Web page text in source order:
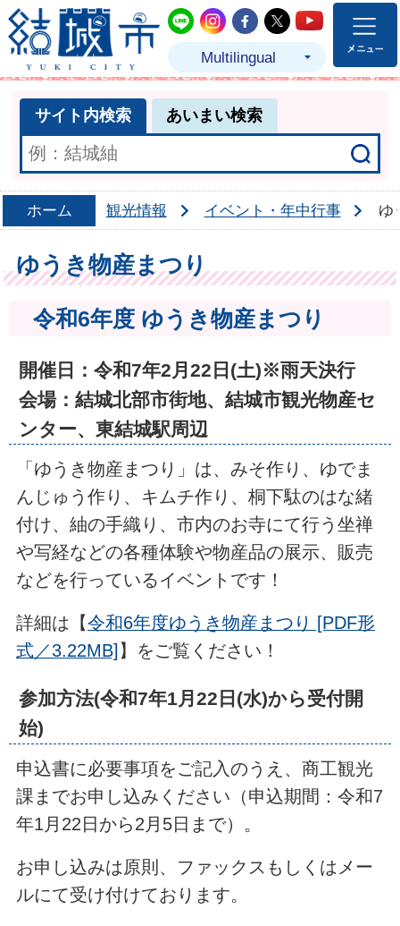
結城市公式LINE
結城市公式Instagram
結城市公式
結城市公式
結城市
Multilingual
サイト内検索 あいまい検索
ホーム 観光情報 イベント・年中行事 ゆ
ゆうき物産まつり
令和6年度 ゆうき物産まつり
開催日：令和7年2月22日(土)※雨天決行
会場：結城北部市街地、結城市観光物産セ
ンター、東結城駅周辺
「ゆうき物産まつり」は、みそ作り、ゆでま
んじゅう作り、キムチ作り、桐下駄のはな緒
付け、紬の手織り、市内のお寺にて行う坐禅
や写経などの各種体験や物産品の展示、販売
などを行っているイベントです！
詳細は【令和6年度ゆうき物産まつり [PDF形
式／3.22MB] 】をご覧ください！
参加方法(令和7年1月22日(水)から受付開
始)
申込書に必要事項をご記入のうえ、商工観光
課までお申し込みください（申込期間：令和7
年1月22日から2月5日まで）。
お申し込みは原則、ファックスもしくはメー
ルにて受け付けております。